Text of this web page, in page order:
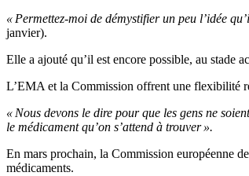
« Permettez-moi de démystifier un peu l’idée
janvier).
Elle a ajouté qu’il est encore possible, au stade
L’EMA et la Commission offrent une flexibilité
« Nous devons le dire pour que les gens ne
le médicament qu’on s’attend à trouver ».
En mars prochain, la Commission européenne
médicaments.